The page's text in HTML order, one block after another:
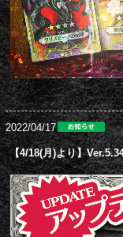
2022/04/17
【4/18(月)より】